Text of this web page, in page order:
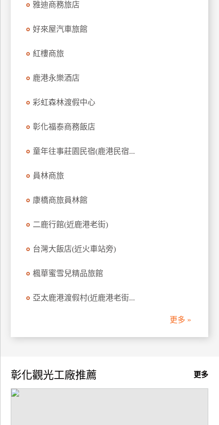
作
飯
雅迪商務旅店
好來屋汽車旅館
紅樓商旅
鹿港永樂酒店
彩虹森林渡假中心
彰化福泰商務飯店
童年往事莊園民宿(鹿港民宿...
員林商旅
康橋商旅員林館
二鹿行館(近鹿港老街)
台灣大飯店(近火車站旁)
楓華蜜雪兒精品旅館
亞太鹿港渡假村(近鹿港老街...
更多 »
更多
彰化觀光工廠推薦